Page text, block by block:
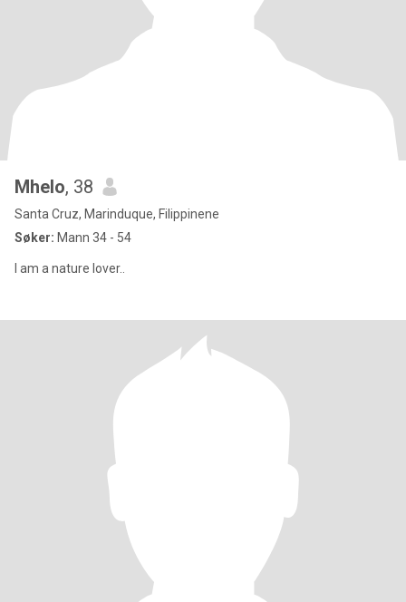
Mhelo, 38
Santa Cruz, Marinduque, Filippinene
Søker: Mann 34 - 54
I am a nature lover..